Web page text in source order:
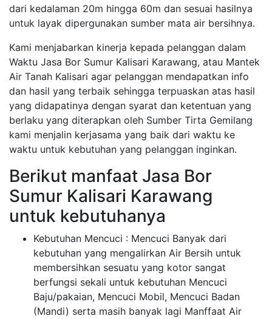
dari kedalaman 20m hingga 60m dan sesuai hasilnya
untuk layak dipergunakan sumber mata air bersihnya.
Kami menjabarkan kinerja kepada pelanggan dalam
Waktu Jasa Bor Sumur Kalisari Karawang, atau Mantek
Air Tanah Kalisari agar pelanggan mendapatkan info
dan hasil yang terbaik sehingga terpuaskan atas hasil
yang didapatinya dengan syarat dan ketentuan yang
berlaku yang diterapkan oleh Sumber Tirta Gemilang
kami menjalin kerjasama yang baik dari waktu ke
waktu untuk kebutuhan yang pelanggan inginkan.
Berikut manfaat Jasa Bor
Sumur Kalisari Karawang
untuk kebutuhanya
Kebutuhan Mencuci : Mencuci Banyak dari
kebutuhan yang mengalirkan Air Bersih untuk
membersihkan sesuatu yang kotor sangat
berfungsi sekali untuk kebutuhan Mencuci
Baju/pakaian, Mencuci Mobil, Mencuci Badan
(Mandi) serta masih banyak lagi Manffaat Air